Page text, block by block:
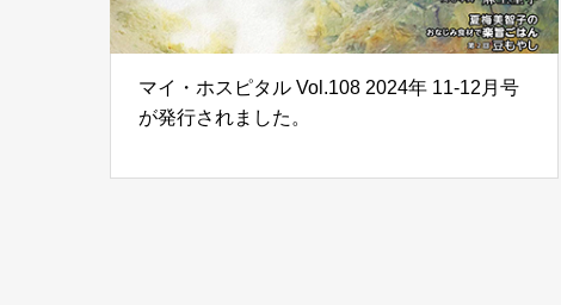
マイ・ホスピタル Vol.108 2024年 11-12月号
が発行されました。